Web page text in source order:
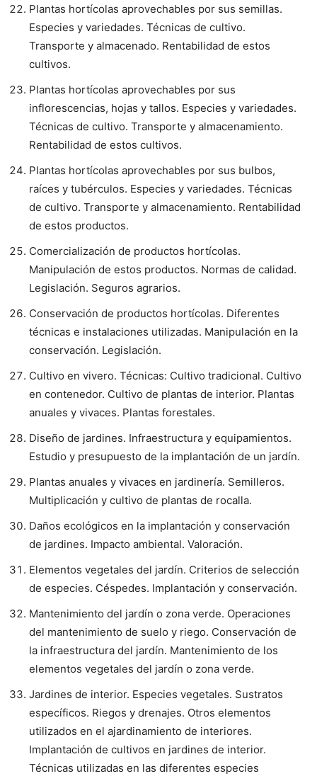
Plantas hortícolas aprovechables por sus semillas.
Especies y variedades. Técnicas de cultivo.
Transporte y almacenado. Rentabilidad de estos
cultivos.
Plantas hortícolas aprovechables por sus
inflorescencias, hojas y tallos. Especies y variedades.
Técnicas de cultivo. Transporte y almacenamiento.
Rentabilidad de estos cultivos.
Plantas hortícolas aprovechables por sus bulbos,
raíces y tubérculos. Especies y variedades. Técnicas
de cultivo. Transporte y almacenamiento. Rentabilidad
de estos productos.
Comercialización de productos hortícolas.
Manipulación de estos productos. Normas de calidad.
Legislación. Seguros agrarios.
Conservación de productos hortícolas. Diferentes
técnicas e instalaciones utilizadas. Manipulación en la
conservación. Legislación.
Cultivo en vivero. Técnicas: Cultivo tradicional. Cultivo
en contenedor. Cultivo de plantas de interior. Plantas
anuales y vivaces. Plantas forestales.
Diseño de jardines. Infraestructura y equipamientos.
Estudio y presupuesto de la implantación de un jardín.
Plantas anuales y vivaces en jardinería. Semilleros.
Multiplicación y cultivo de plantas de rocalla.
Daños ecológicos en la implantación y conservación
de jardines. Impacto ambiental. Valoración.
Elementos vegetales del jardín. Criterios de selección
de especies. Céspedes. Implantación y conservación.
Mantenimiento del jardín o zona verde. Operaciones
del mantenimiento de suelo y riego. Conservación de
la infraestructura del jardín. Mantenimiento de los
elementos vegetales del jardín o zona verde.
Jardines de interior. Especies vegetales. Sustratos
específicos. Riegos y drenajes. Otros elementos
utilizados en el ajardinamiento de interiores.
Implantación de cultivos en jardines de interior.
Técnicas utilizadas en las diferentes especies